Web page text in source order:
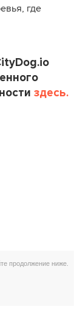
где
здесь.